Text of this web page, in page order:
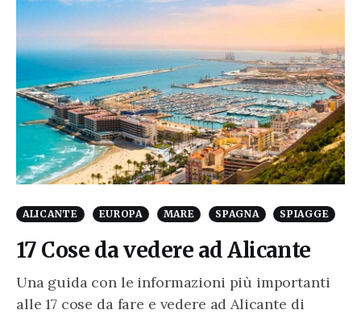
ALICANTE EUROPA MARE SPAGNA SPIAGGE
17 Cose da vedere ad Alicante
Una guida con le informazioni più importanti
alle 17 cose da fare e vedere ad Alicante di